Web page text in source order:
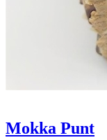
Mokka Punt